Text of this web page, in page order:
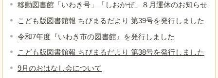
移動図書館「いわき号」「しおかぜ」８月運休のお知らせ
こども版図書館報 ちびまるだより 第39号を発行しました
令和7年度『いわき市の図書館』を発行しました
こども版図書館報 ちびまるだより 第38号を発行しました
9月のおはなし会について